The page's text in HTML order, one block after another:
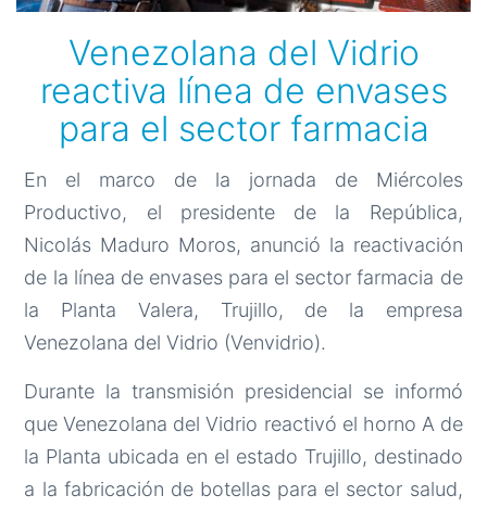
Venezolana del Vidrio
reactiva línea de envases
para el sector farmacia
En el marco de la jornada de Miércoles
Productivo, el presidente de la República,
Nicolás Maduro Moros, anunció la reactivación
de la línea de envases para el sector farmacia de
la Planta Valera, Trujillo, de la empresa
Venezolana del Vidrio (Venvidrio).
Durante la transmisión presidencial se informó
que Venezolana del Vidrio reactivó el horno A de
la Planta ubicada en el estado Trujillo, destinado
a la fabricación de botellas para el sector salud,